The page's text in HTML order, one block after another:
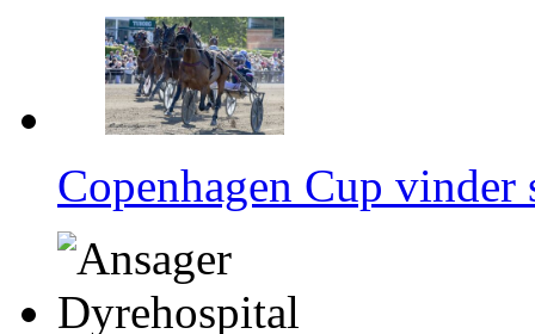
Copenhagen Cup vinder